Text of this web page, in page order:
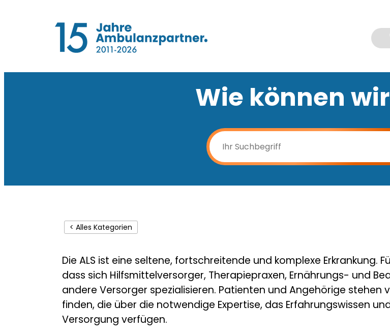
Wie können
< Alles Kategorien
Die ALS ist eine seltene, fortschreitende und komplexe Erkrankung.
dass sich Hilfsmittelversorger, Therapiepraxen, Ernährungs- und
andere Versorger spezialisieren. Patienten und Angehörige
finden, die über die notwendige Expertise, das Erfahrungswissen
Versorgung verfügen.